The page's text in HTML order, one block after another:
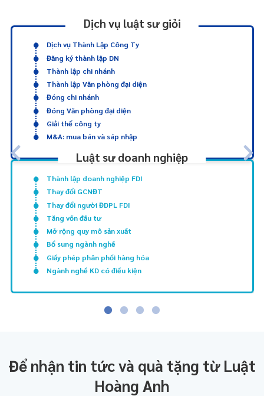
Dịch vụ luật sư giỏi
Dịch vụ Thành Lập Công Ty
Đăng ký thành lập DN
Thành lập chi nhánh
Thành lập Văn phòng đại diện
Đóng chi nhánh
Đóng Văn phòng đại diện
Giải thể công ty
M&A: mua bán và sáp nhập
Luật sư doanh nghiệp
Thành lập doanh nghiệp FDI
Thay đổi GCNĐT
Thay đổi người ĐDPL FDI
Tăng vốn đầu tư
Mở rộng quy mô sản xuất
Bổ sung ngành nghề
Giấy phép phân phối hàng hóa
Ngành nghề KD có điều kiện
Để nhận tin tức và quà tặng từ Luật
Hoàng Anh